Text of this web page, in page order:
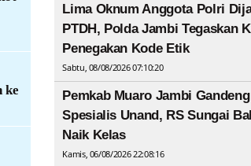
ke
Lima Oknum Anggota Polri
PTDH, Polda Jambi Tegaskan
Penegakan Kode Etik
Sabtu, 08/08/2026 07:10:20
Pemkab Muaro Jambi
Spesialis Unand, RS Sungai
Naik Kelas
Kamis, 06/08/2026 22:08:16